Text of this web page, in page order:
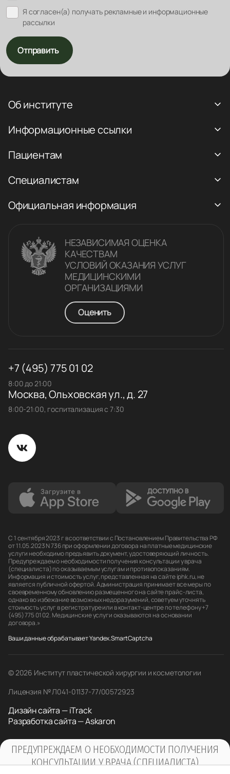
Я согласен(а) получать рекламные и информационные
рассылки
Отправить
Об институте
Информационные ссылки
Пациентам
Специалистам
Официальная информация
НЕЗАВИСИМАЯ ОЦЕНКА
КАЧЕСТВАM
УСЛОВИЙ ОКАЗАНИЯ УСЛУГ
МЕДИЦИНСКИМИ
ОРГАНИЗАЦИЯМИ
Оценить
+7 (495) 775 01 02
8:00 до 21:00
Москва, Ольховская ул., д. 27
8:00-21:00, госпитализация с 7:30
С 1 сентября 2023 г в соответствии с Постановлением Правительства РФ
от 11.05.2023 N 736 при оформлении договора на платные медицинские
услуги необходимо предъявить документ, удостоверяющий личность.
Предупреждаем о необходимости получения консультации у врача
(специалиста) по оказываемым услугам и противопоказаниям.
Информация и стоимость услуг, представленная на сайте iphk.ru, не
является публичной офертой. Администрация принимает все меры по
своевременному обновлению размещенного на сайте прайс-листа,
однако во избежание возможных недоразумений, советуем уточнять
стоимость услуг в регистратуре или в контакт-центре по телефону +7
(495) 775 01 02. Медицинские услуги оказываются на основании
договора.»
Ваши данные обрабатывает Yandex.SmartCaptcha
© 2026 Институт пластической хирургии и косметологии
Лицензия № Л041-01137-77/00572923
Дизайн сайта — iTrack
Разработка сайта — Askaron
ПРЕДУПРЕЖДАЕМ О НЕОБХОДИМОСТИ ПОЛУЧЕНИЯ
КОНСУЛЬТАЦИИ У ВРАЧА (СПЕЦИАЛИСТА)